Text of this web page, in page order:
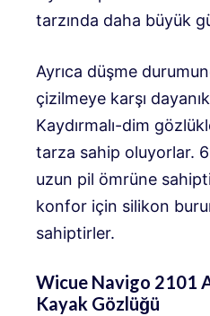
tarzında daha büyük
Ayrıca düşme
çizilmeye karşı
Kaydırmalı-dim
tarza sahip oluyorlar.
uzun pil ömrüne
konfor için silikon
sahiptirler.
Wicue Navigo 2101
Kayak Gözlüğü